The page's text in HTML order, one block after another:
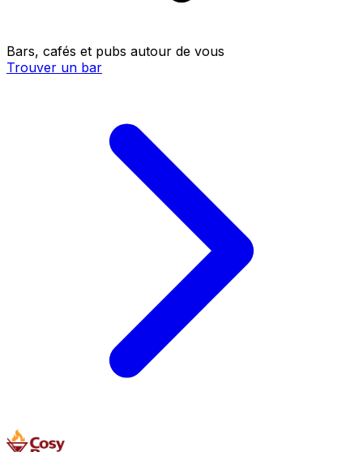
Bars, cafés et pubs autour de vous
Trouver un bar